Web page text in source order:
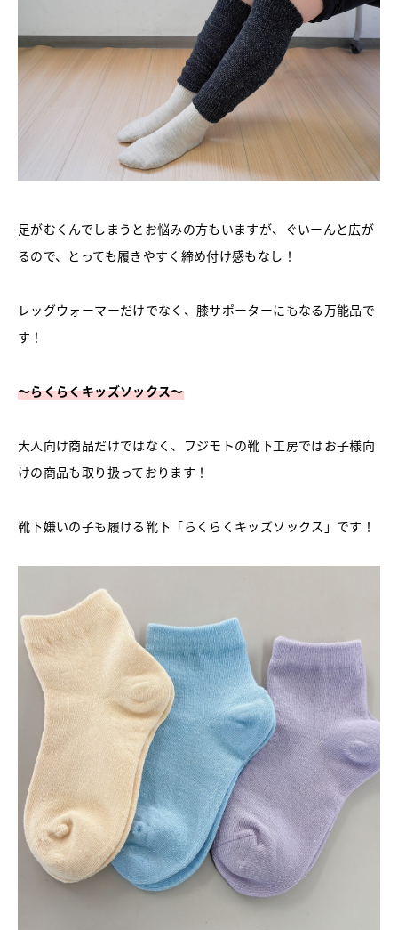
足がむくんでしまうとお悩みの方もいますが、ぐいーんと広が
るので、とっても履きやすく締め付け感もなし！
レッグウォーマーだけでなく、膝サポーターにもなる万能品で
す！
〜らくらくキッズソックス〜
大人向け商品だけではなく、フジモトの靴下工房ではお子様向
けの商品も取り扱っております！
靴下嫌いの子も履ける靴下「らくらくキッズソックス」です！